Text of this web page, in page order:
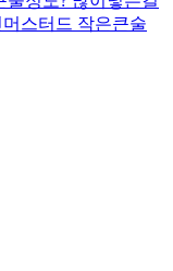
스터드 작은큰술